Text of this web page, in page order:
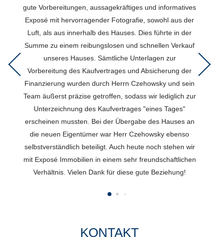
gute Vorbereitungen, aussagekräftiges und informatives
Exposé mit hervorragender Fotografie, sowohl aus der
Luft, als aus innerhalb des Hauses. Dies führte in der
Summe zu einem reibungslosen und schnellen Verkauf
unseres Hauses. Sämtliche Unterlagen zur
Vorbereitung des Kaufvertrages und Absicherung der
Finanzierung wurden durch Herrn Czehowsky und sein
Team äußerst präzise getroffen, sodass wir lediglich zur
Unterzeichnung des Kaufvertrages "eines Tages"
erscheinen mussten. Bei der Übergabe des Hauses an
die neuen Eigentümer war Herr Czehowsky ebenso
selbstverständlich beteiligt. Auch heute noch stehen wir
mit Exposé Immobilien in einem sehr freundschaftlichen
Verhältnis. Vielen Dank für diese gute Beziehung!
Zurück
KONTAKT